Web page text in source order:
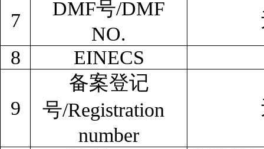
7
DMF号/DMF
NO.
8
EINECS
9
备案登记
号/Registration
number